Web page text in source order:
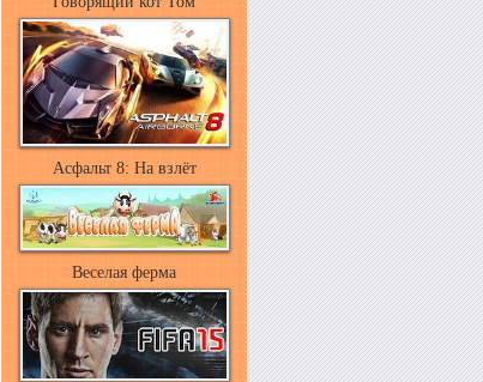
Асфальт 8: На взлёт
Веселая ферма